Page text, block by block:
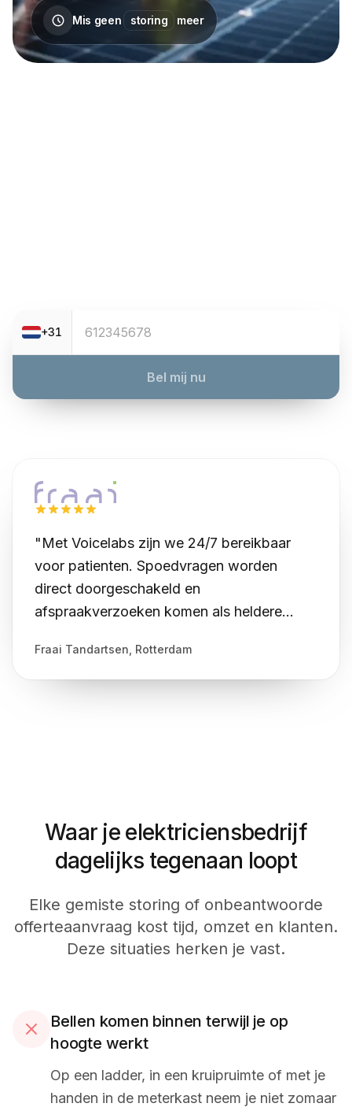
Mis geen storing meer
"Met Voicelabs zijn we 24/7 bereikbaar
voor patienten. Spoedvragen worden
direct doorgeschakeld en
afspraakverzoeken komen als heldere
Fraai Tandartsen, Rotterdam
+31
Bel mij nu
Waar je elektriciensbedrijf
dagelijks tegenaan loopt
Elke gemiste storing of onbeantwoorde
offerteaanvraag kost tijd, omzet en klanten.
Deze situaties herken je vast.
Bellen komen binnen terwijl je op
hoogte werkt
Op een ladder, in een kruipruimte of met je
handen in de meterkast neem je niet zomaar